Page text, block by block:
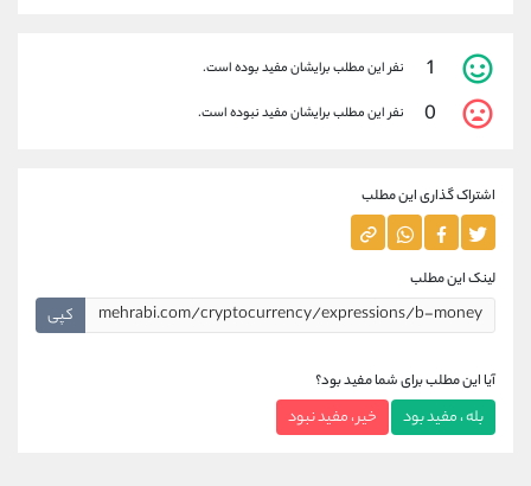
1 نفر این مطلب برایشان مفید بوده است.
0 نفر این مطلب برایشان مفید نبوده است.
اشتراک گذاری این مطلب
لینک این مطلب
کپی
آیا این مطلب برای شما مفید بود؟
بله ، مفید بود خیر ، مفید نبود